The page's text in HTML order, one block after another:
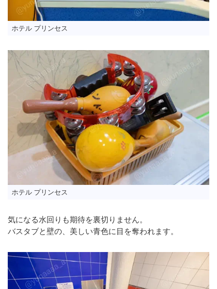
ホテル プリンセス
ホテル プリンセス
気になる水回りも期待を裏切りません。
バスタブと壁の、美しい青色に目を奪われます。